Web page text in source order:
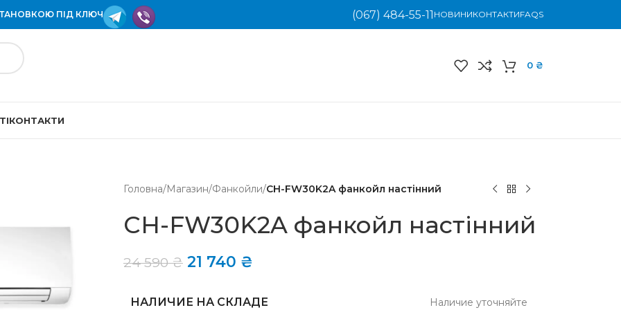
ПІД КЛЮЧ (067) 484-55-11 НОВИНИКОНТАКТИFAQS
0 ₴
КОНТАКТИ
Головна/Магазин/Фанкойли/CH-FW30K2A фанкойл настінний
CH-FW30K2A фанкойл настінний
24 590₴ 21 740 ₴
НАЛИЧИЕ НА СКЛАДЕ Наличие уточняйте